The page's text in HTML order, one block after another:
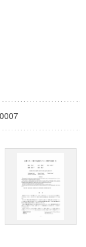
超成熟社会発展のサ
0007